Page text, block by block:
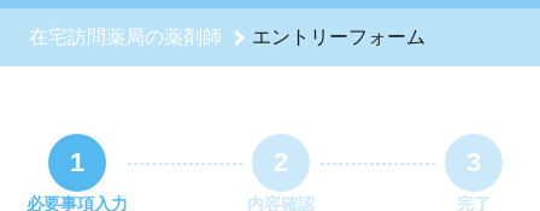
在宅訪問薬局の薬剤師 エントリーフォーム
1
必要事項入力
2
内容確認
3
完了